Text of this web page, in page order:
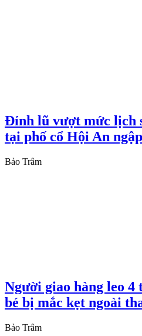
Đỉnh lũ vượt mức lịch
tại phố cổ Hội An
Bảo Trâm
Người giao hàng leo 4
bé bị mắc kẹt ngoài
Bảo Trâm